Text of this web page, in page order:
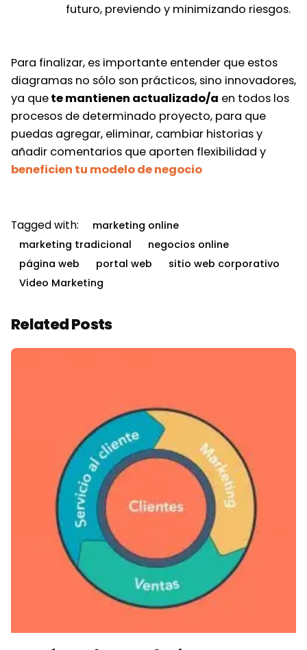
futuro, previendo y minimizando riesgos.
Para finalizar, es importante entender que estos
diagramas no sólo son prácticos, sino innovadores,
ya quete mantienen actualizado/a en todos los
procesos de determinado proyecto, para que
puedas agregar, eliminar, cambiar historias y
añadir comentarios que aporten flexibilidad y
beneficien tu modelo de negocio
Tagged with:
marketing online
marketing tradicional
negocios online
página web
portal web
sitio web corporativo
Video Marketing
Related Posts